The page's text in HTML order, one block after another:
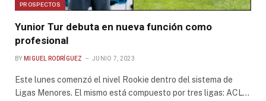
PROSPECTOS
Yunior Tur debuta en nueva función como
profesional
BY MIGUEL RODRÍGUEZ JUNIO 7, 2023
Este lunes comenzó el nivel Rookie dentro del sistema de
Ligas Menores. El mismo está compuesto por tres ligas: ACL…